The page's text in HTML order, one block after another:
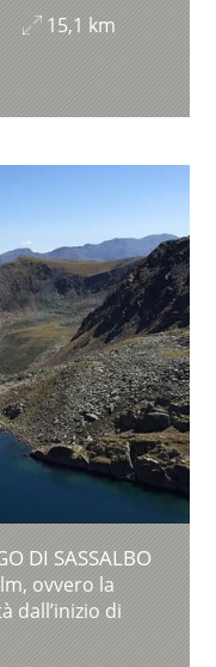
15,1 km
DI SASSALBO
ovvero la
dall’inizio di